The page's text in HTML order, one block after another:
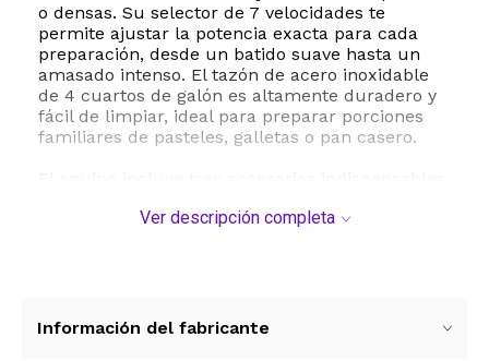
o densas. Su selector de 7 velocidades te
permite ajustar la potencia exacta para cada
preparación, desde un batido suave hasta un
amasado intenso. El tazón de acero inoxidable
de 4 cuartos de galón es altamente duradero y
fácil de limpiar, ideal para preparar porciones
familiares de pasteles, galletas o pan casero.
masa ideal para panadería, un batidor plano
limpia durante el proceso de batido. Su diseño
Ver descripción completa
Información del fabricante